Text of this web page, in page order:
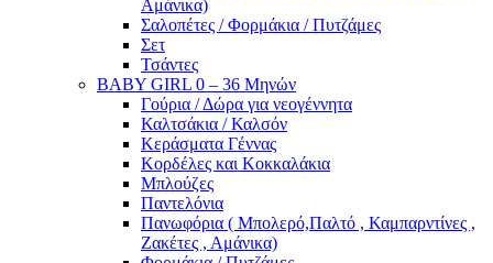
Αμάνικα)
Σαλοπέτες / Φορμάκια / Πυτζάμες
Σετ
Τσάντες
BABY GIRL 0 – 36 Μηνών
Γούρια / Δώρα για νεογέννητα
Καλτσάκια / Καλσόν
Κεράσματα Γέννας
Κορδέλες και Κοκκαλάκια
Μπλούζες
Παντελόνια
Πανωφόρια ( Μπολερό,Παλτό , Καμπαρντίνες ,
Ζακέτες , Αμάνικα)